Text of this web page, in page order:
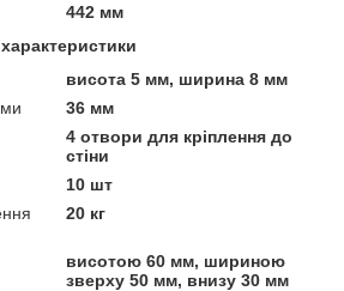
442 мм
висота 5 мм, ширина 8 мм
36 мм
4 отвори для кріплення до
стіни
10 шт
20 кг
висотою 60 мм, шириною
зверху 50 мм, внизу 30 мм